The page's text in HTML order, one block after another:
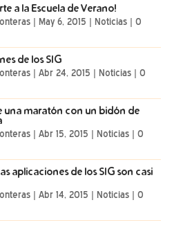
a la Escuela de Verano!
| May 6, 2015 | Noticias| 0
de los SIG
| Abr 24, 2015 | Noticias| 0
una maratón con un bidón de
| Abr 15, 2015 | Noticias| 0
aplicaciones de los SIG son casi
| Abr 14, 2015 | Noticias| 0